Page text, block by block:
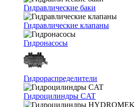
Гидравлические баки
Гидравлические клапаны
Гидронасосы
Гидрораспределители
Гидроцилиндры CAT